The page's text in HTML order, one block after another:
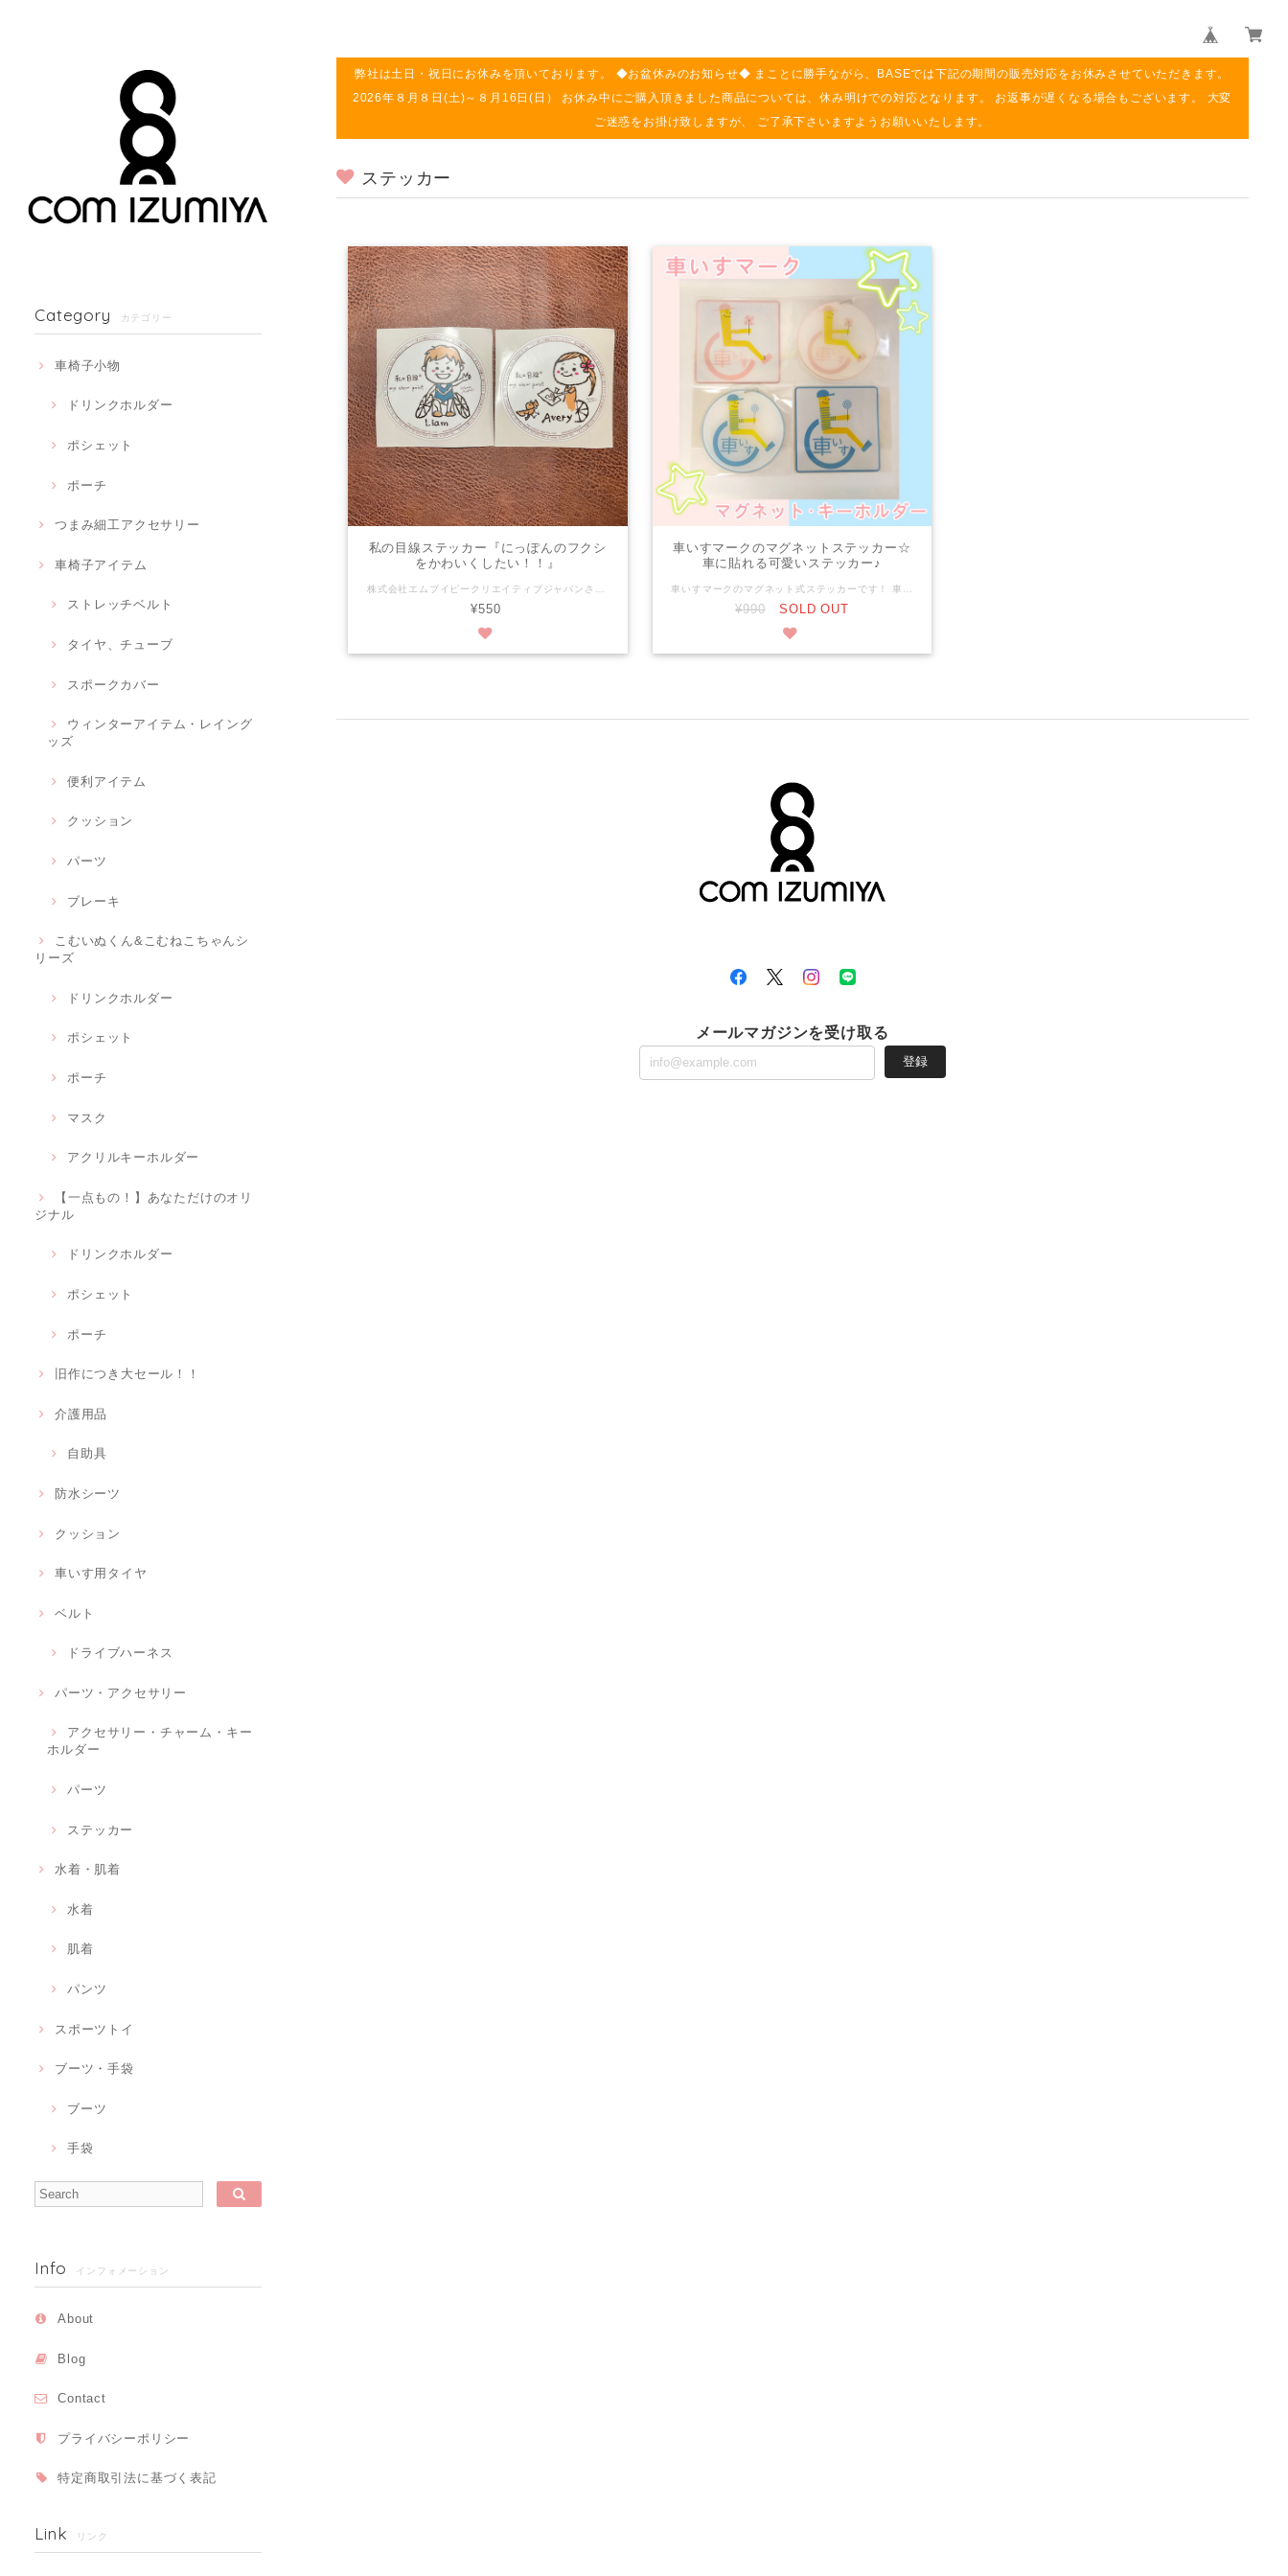
Category カテゴリー
車椅子小物
ドリンクホルダー
ポシェット
ポーチ
つまみ細工アクセサリー
車椅子アイテム
ストレッチベルト
タイヤ、チューブ
スポークカバー
ウィンターアイテム・レイング
ッズ
便利アイテム
クッション
パーツ
ブレーキ
こむいぬくん&こむねこちゃんシ
リーズ
ドリンクホルダー
ポシェット
ポーチ
マスク
アクリルキーホルダー
【一点もの！】あなただけのオリ
ジナル
ドリンクホルダー
ポシェット
ポーチ
旧作につき大セール！！
介護用品
自助具
防水シーツ
クッション
車いす用タイヤ
ベルト
ドライブハーネス
パーツ・アクセサリー
アクセサリー・チャーム・キー
ホルダー
パーツ
ステッカー
水着・肌着
水着
肌着
パンツ
スポーツトイ
ブーツ・手袋
ブーツ
手袋
Info インフォメーション
About
Blog
Contact
プライバシーポリシー
特定商取引法に基づく表記
Link リンク
弊社は土日・祝日にお休みを頂いております。 ◆お盆休みのお知らせ◆ まことに勝手ながら、BASEでは下記の期間の販売対応をお休みさせていただきます。
2026年８月８日(土)～８月16日(日） お休み中にご購入頂きました商品については、休み明けでの対応となります。 お返事が遅くなる場合もございます。 大変
ご迷惑をお掛け致しますが、 ご了承下さいますようお願いいたします。
ステッカー
私の目線ステッカー『にっぽんのフクシ
をかわいくしたい！！』
¥550
車いすマークのマグネットステッカー☆
車に貼れる可愛いステッカー♪
¥990 SOLD OUT
メールマガジンを受け取る
登録